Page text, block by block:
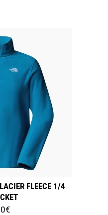
FLEECE 1/4